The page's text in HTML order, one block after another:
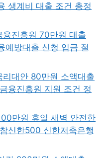
생계비 대출 조건 총정
융진흥원 70만원 대출
예방대출 신청 입금 절
리대안 80만원 소액대출
융진흥원 지원 조건 정
만원 휴일 새벽 안전한
신한500 신한저축은행